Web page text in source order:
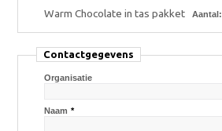
Warm Chocolate in tas pakketAantal:
Contactgegevens
Organisatie
*
Naam